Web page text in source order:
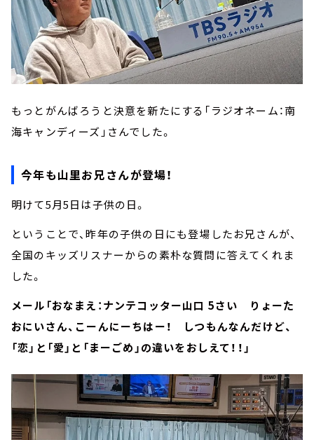
もっとがんばろうと決意を新たにする「ラジオネーム：南
海キャンディーズ」さんでした。
今年も山里お兄さんが登場！
明けて5月5日は子供の日。
ということで、昨年の子供の日にも登場したお兄さんが、
全国のキッズリスナーからの素朴な質問に答えてくれま
した。
メール「おなまえ：ナンテコッター山口 5さい りょーた
おにいさん、こーんにーちはー！ しつもんなんだけど、
「恋」と「愛」と「まーごめ」の違いをおしえて！！」